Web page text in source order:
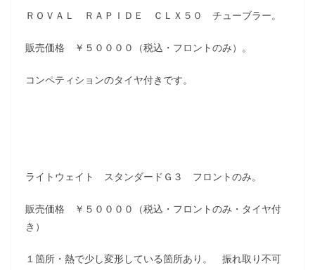
ＲＯＶＡＬ ＲＡＰＩＤＥ ＣＬＸ５０ チューブラー。
販売価格 ￥５００００（税込・フロントのみ）。
コンペティションのタイヤ付きです。
ライトウェイト スタンダードＧ３ フロントのみ。
販売価格 ￥５００００（税込・フロントのみ・タイヤ付
き）
１箇所・熱で少し変形している箇所あり。 振れ取り不可